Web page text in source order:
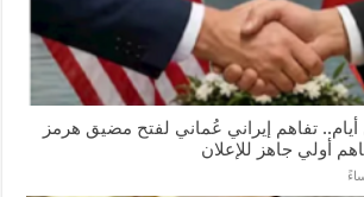
أيام.. تفاهم إيراني عُماني لفتح مضيق هرمز